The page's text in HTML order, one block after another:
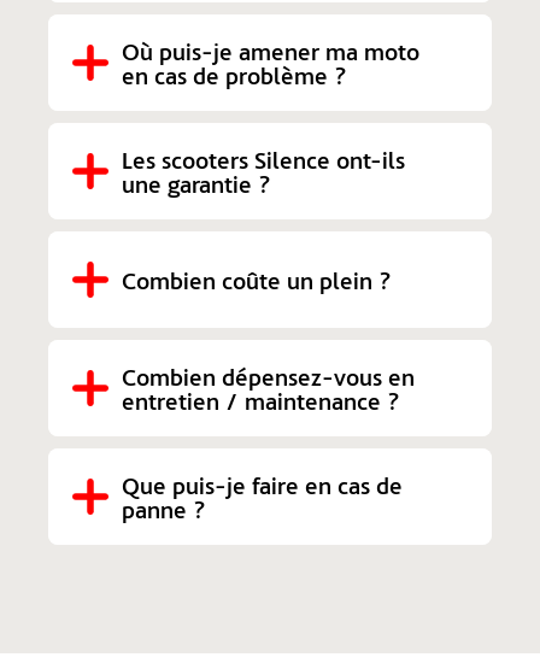
Où puis-je amener ma moto
en cas de problème ?
Les scooters Silence ont-ils
une garantie ?
Combien coûte un plein ?
Combien dépensez-vous en
entretien / maintenance ?
Que puis-je faire en cas de
panne ?